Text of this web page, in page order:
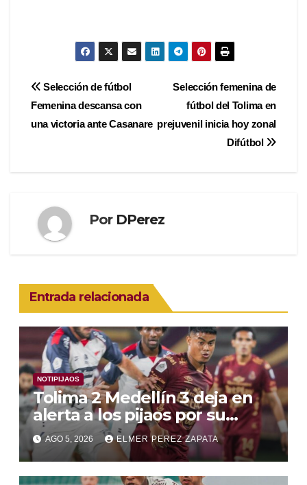
Navegación
de
Selección femenina de
fútbol del Tolima en
prejuvenil inicia hoy zonal
Difútbol
Selección de fútbol
Femenina descansa con
una victoria ante Casanare
Por DPerez
Entrada relacionada
NOTIPIJAOS
Tolima 2 Medellín 3 deja en
alerta a los pijaos por su
fútbol irregular
AGO 5, 2026 ELMER PEREZ ZAPATA